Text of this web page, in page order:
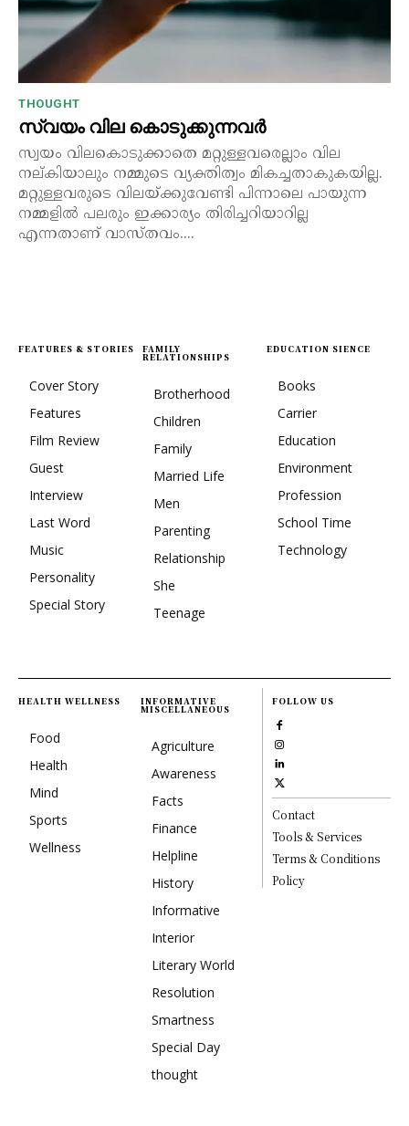
THOUGHT
സ്വയം വില കൊടുക്കുന്നവർ
സ്വയം വിലകൊടുക്കാതെ മറ്റുള്ളവരെല്ലാം വില
നല്കിയാലും നമ്മുടെ വ്യക്തിത്വം മികച്ചതാകുകയില്ല.
മറ്റുള്ളവരുടെ വിലയ്ക്കുവേണ്ടി പിന്നാലെ പായുന്ന
നമ്മളിൽ പലരും ഇക്കാര്യം തിരിച്ചറിയാറില്ല
എന്നതാണ് വാസ്തവം....
FEATURES & STORIES
Cover Story
Features
Film Review
Guest
Interview
Last Word
Music
Personality
Special Story
FAMILY
RELATIONSHIPS
Brotherhood
Children
Family
Married Life
Men
Parenting
Relationship
She
Teenage
EDUCATION SIENCE
Books
Carrier
Education
Environment
Profession
School Time
Technology
HEALTH WELLNESS
Food
Health
Mind
Sports
Wellness
INFORMATIVE
MISCELLANEOUS
Agriculture
Awareness
Facts
Finance
Helpline
History
Informative
Interior
Literary World
Resolution
Smartness
Special Day
thought
FOLLOW US
Contact
Tools & Services
Terms & Conditions
Policy